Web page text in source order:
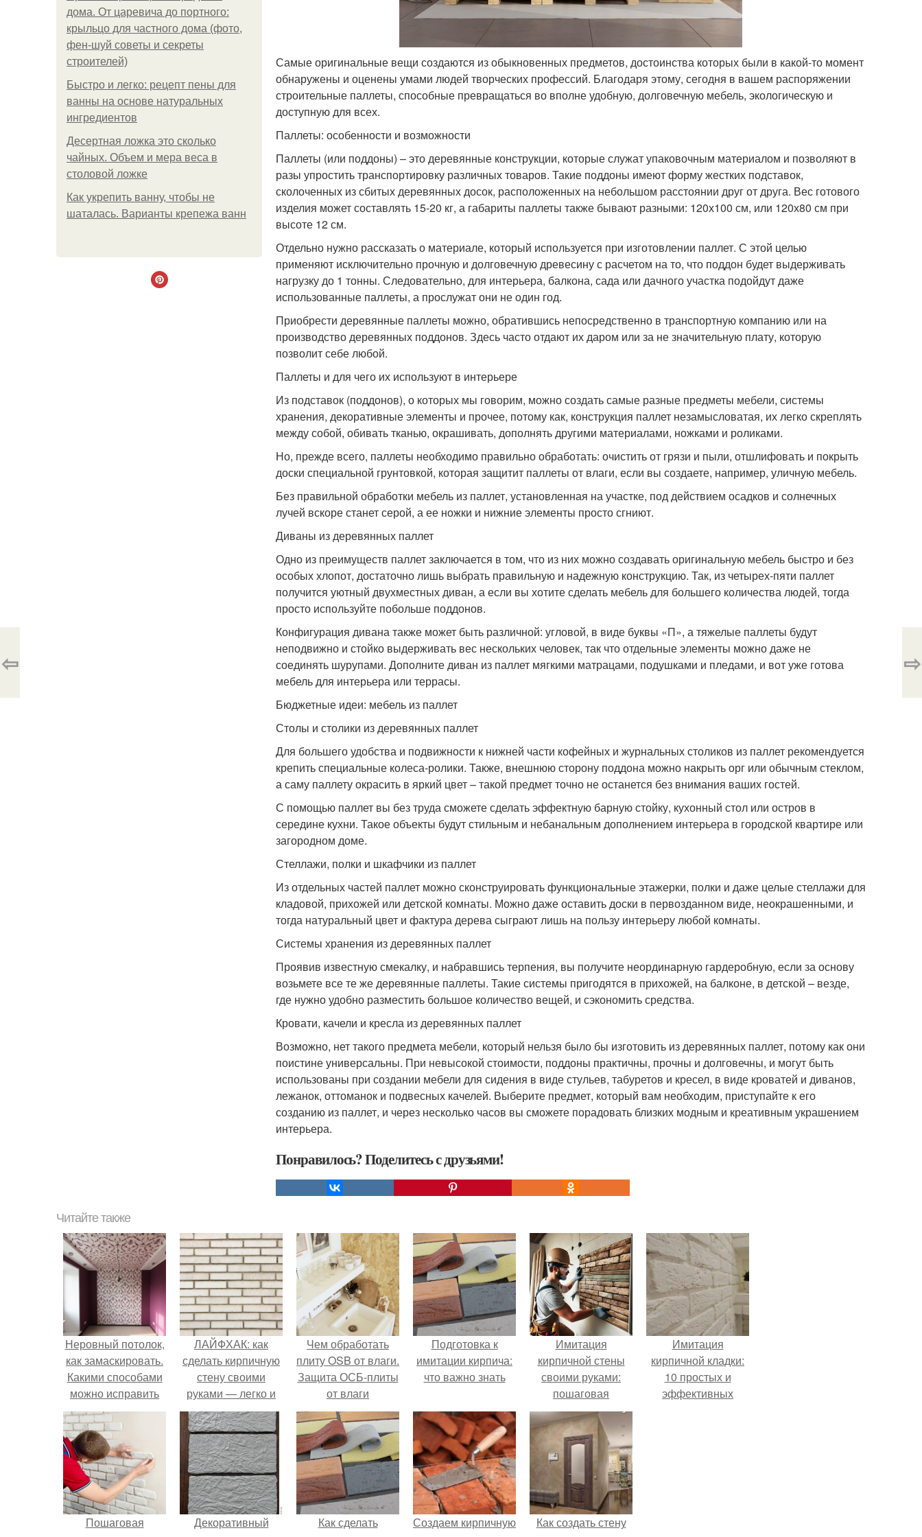
дома. От царевича до портного:
крыльцо для частного дома (фото,
фен-шуй советы и секреты
строителей)
Быстро и легко: рецепт пены для
ванны на основе натуральных
ингредиентов
Десертная ложка это сколько
чайных. Объем и мера веса в
столовой ложке
Как укрепить ванну, чтобы не
шаталась. Варианты крепежа ванн
Самые оригинальные вещи создаются из обыкновенных предметов, достоинства которых были в какой-то момент
обнаружены и оценены умами людей творческих профессий. Благодаря этому, сегодня в вашем распоряжении
строительные паллеты, способные превращаться во вполне удобную, долговечную мебель, экологическую и
доступную для всех.
Паллеты: особенности и возможности
Паллеты (или поддоны) – это деревянные конструкции, которые служат упаковочным материалом и позволяют в
разы упростить транспортировку различных товаров. Такие поддоны имеют форму жестких подставок,
сколоченных из сбитых деревянных досок, расположенных на небольшом расстоянии друг от друга. Вес готового
изделия может составлять 15-20 кг, а габариты паллеты также бывают разными: 120х100 см, или 120х80 см при
высоте 12 см.
Отдельно нужно рассказать о материале, который используется при изготовлении паллет. С этой целью
применяют исключительно прочную и долговечную древесину с расчетом на то, что поддон будет выдерживать
нагрузку до 1 тонны. Следовательно, для интерьера, балкона, сада или дачного участка подойдут даже
использованные паллеты, а прослужат они не один год.
Приобрести деревянные паллеты можно, обратившись непосредственно в транспортную компанию или на
производство деревянных поддонов. Здесь часто отдают их даром или за не значительную плату, которую
позволит себе любой.
Паллеты и для чего их используют в интерьере
Из подставок (поддонов), о которых мы говорим, можно создать самые разные предметы мебели, системы
хранения, декоративные элементы и прочее, потому как, конструкция паллет незамысловатая, их легко скреплять
между собой, обивать тканью, окрашивать, дополнять другими материалами, ножками и роликами.
Но, прежде всего, паллеты необходимо правильно обработать: очистить от грязи и пыли, отшлифовать и покрыть
доски специальной грунтовкой, которая защитит паллеты от влаги, если вы создаете, например, уличную мебель.
Без правильной обработки мебель из паллет, установленная на участке, под действием осадков и солнечных
лучей вскоре станет серой, а ее ножки и нижние элементы просто сгниют.
Диваны из деревянных паллет
Одно из преимуществ паллет заключается в том, что из них можно создавать оригинальную мебель быстро и без
особых хлопот, достаточно лишь выбрать правильную и надежную конструкцию. Так, из четырех-пяти паллет
получится уютный двухместных диван, а если вы хотите сделать мебель для большего количества людей, тогда
просто используйте побольше поддонов.
Конфигурация дивана также может быть различной: угловой, в виде буквы «П», а тяжелые паллеты будут
неподвижно и стойко выдерживать вес нескольких человек, так что отдельные элементы можно даже не
соединять шурупами. Дополните диван из паллет мягкими матрацами, подушками и пледами, и вот уже готова
мебель для интерьера или террасы.
Бюджетные идеи: мебель из паллет
Столы и столики из деревянных паллет
Для большего удобства и подвижности к нижней части кофейных и журнальных столиков из паллет рекомендуется
крепить специальные колеса-ролики. Также, внешнюю сторону поддона можно накрыть орг или обычным стеклом,
а саму паллету окрасить в яркий цвет – такой предмет точно не останется без внимания ваших гостей.
С помощью паллет вы без труда сможете сделать эффектную барную стойку, кухонный стол или остров в
середине кухни. Такое объекты будут стильным и небанальным дополнением интерьера в городской квартире или
загородном доме.
Стеллажи, полки и шкафчики из паллет
Из отдельных частей паллет можно сконструировать функциональные этажерки, полки и даже целые стеллажи для
кладовой, прихожей или детской комнаты. Можно даже оставить доски в первозданном виде, неокрашенными, и
тогда натуральный цвет и фактура дерева сыграют лишь на пользу интерьеру любой комнаты.
Системы хранения из деревянных паллет
Проявив известную смекалку, и набравшись терпения, вы получите неординарную гардеробную, если за основу
возьмете все те же деревянные паллеты. Такие системы пригодятся в прихожей, на балконе, в детской – везде,
где нужно удобно разместить большое количество вещей, и сэкономить средства.
Кровати, качели и кресла из деревянных паллет
Возможно, нет такого предмета мебели, который нельзя было бы изготовить из деревянных паллет, потому как они
поистине универсальны. При невысокой стоимости, поддоны практичны, прочны и долговечны, и могут быть
использованы при создании мебели для сидения в виде стульев, табуретов и кресел, в виде кроватей и диванов,
лежанок, оттоманок и подвесных качелей. Выберите предмет, который вам необходим, приступайте к его
созданию из паллет, и через несколько часов вы сможете порадовать близких модным и креативным украшением
интерьера.
Понравилось? Поделитесь с друзьями!
⇦ ⇨
Читайте также
Неровный потолок,
как замаскировать.
Какими способами
можно исправить
низкий и кривой
потолок
ЛАЙФХАК: как
сделать кирпичную
стену своими
руками — легко и
просто
Чем обработать
плиту OSB от влаги.
Защита ОСБ-плиты
от влаги
Подготовка к
имитации кирпича:
что важно знать
Имитация
кирпичной стены
своими руками:
пошаговая
инструкция
Имитация
кирпичной кладки:
10 простых и
эффективных
Пошаговая
Декоративный
Как сделать
Создаем кирпичную
Как создать стену